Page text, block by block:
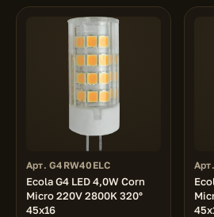
Арт. G4RW40ELC
Ecola G4 LED 4,0W Corn
Micro 220V 2800K 320°
45x16